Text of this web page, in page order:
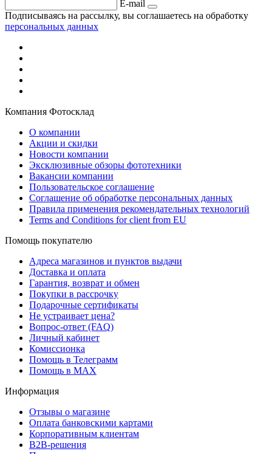
E-mail
Подписываясь на рассылку, вы соглашаетесь на обработку
персональных данных
Компания Фотосклад
О компании
Акции и скидки
Новости компании
Эксклюзивные обзоры фототехники
Вакансии компании
Пользовательское соглашение
Соглашение об обработке персональных данных
Правила применения рекомендательных технологий
Terms and Conditions for client from EU
Помощь покупателю
Адреса магазинов и пунктов выдачи
Доставка и оплата
Гарантия, возврат и обмен
Покупки в рассрочку
Подарочные сертификаты
Не устраивает цена?
Вопрос-ответ (FAQ)
Личный кабинет
Комиссионка
Помощь в Телеграмм
Помощь в MAX
Информация
Отзывы о магазине
Оплата банковскими картами
Корпоративным клиентам
B2B-решения